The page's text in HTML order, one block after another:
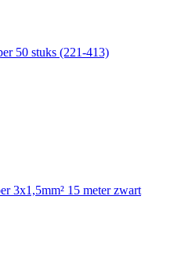
50 stuks (221-413)
3x1,5mm² 15 meter zwart